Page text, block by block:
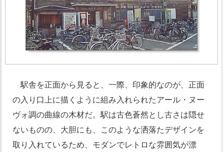
駅舎を正面から見ると、一際、印象的なのが、正面
の入り口上に描くように組み入れられたアール・ヌー
ヴォ調の曲線の木材だ。駅は古色蒼然とし古さは隠せ
ないものの、大胆にも、このような洒落たデザインを
取り入れているため、モダンでレトロな雰囲気が漂